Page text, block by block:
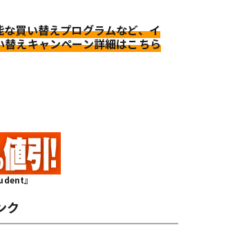
買い替えプログラムなど、イ
えキャンペーン詳細はこちら
』
ク